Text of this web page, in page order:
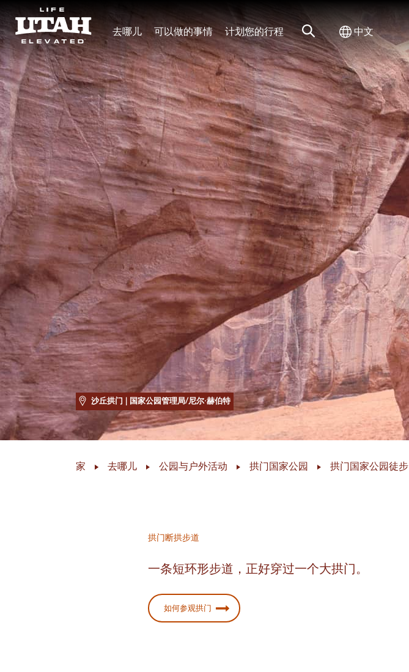
Skip to content
去哪儿 可以做的事情 计划您的行程 网站搜索切换国际
中文
沙丘拱门 | 国家公园管理局/尼尔·赫伯特
家 去哪儿 公园与户外活动 拱门国家公园 拱门国家公园徒步
拱门断拱步道
一条短环形步道，正好穿过一个大拱门。
如何参观拱门